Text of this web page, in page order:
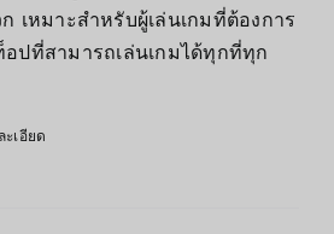
เหมาะสำหรับผู้เล่นเกมที่ต้องการ
ปที่สามารถเล่นเกมได้ทุกที่ทุก
ะเอียด